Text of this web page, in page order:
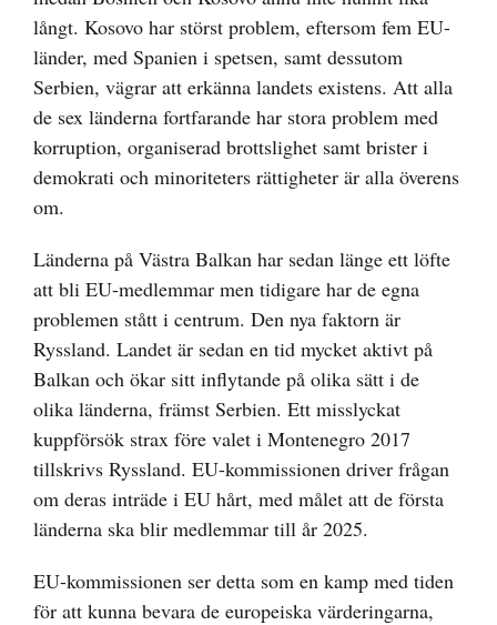
långt. Kosovo har störst problem, eftersom fem EU-
länder, med Spanien i spetsen, samt dessutom
Serbien, vägrar att erkänna landets existens. Att alla
de sex länderna fortfarande har stora problem med
korruption, organiserad brottslighet samt brister i
demokrati och minoriteters rättigheter är alla överens
om.
Länderna på Västra Balkan har sedan länge ett löfte
att bli EU-medlemmar men tidigare har de egna
problemen stått i centrum. Den nya faktorn är
Ryssland. Landet är sedan en tid mycket aktivt på
Balkan och ökar sitt inflytande på olika sätt i de
olika länderna, främst Serbien. Ett misslyckat
kuppförsök strax före valet i Montenegro 2017
tillskrivs Ryssland. EU-kommissionen driver frågan
om deras inträde i EU hårt, med målet att de första
länderna ska blir medlemmar till år 2025.
EU-kommissionen ser detta som en kamp med tiden
för att kunna bevara de europeiska värderingarna,